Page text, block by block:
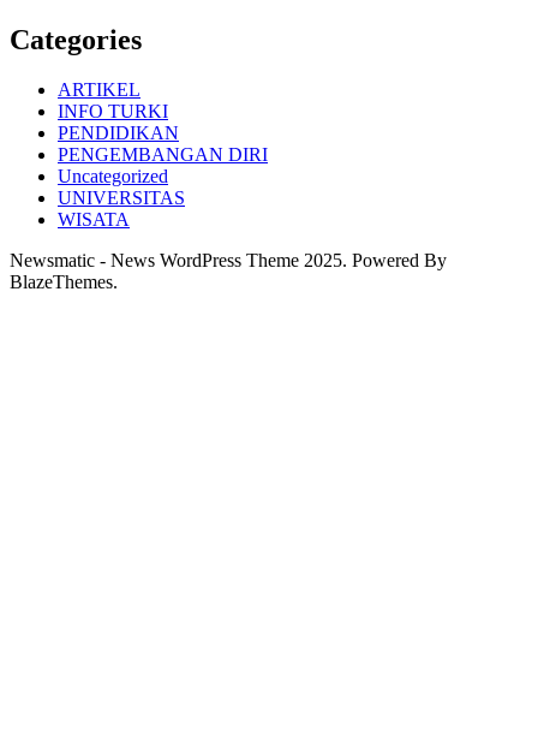
Categories
ARTIKEL
INFO TURKI
PENDIDIKAN
PENGEMBANGAN DIRI
Uncategorized
UNIVERSITAS
WISATA
Newsmatic - News WordPress Theme 2025. Powered By
BlazeThemes.